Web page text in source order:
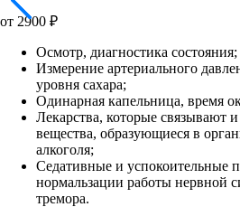
от 2900 ₽
Осмотр, диагностика состояния;
Измерение артериального
уровня сахара;
Одинарная капельница, время
Лекарства, которые связывают
вещества, образующиеся в
алкоголя;
Седативные и успокоительные
нормальзации работы нервной
тремора.